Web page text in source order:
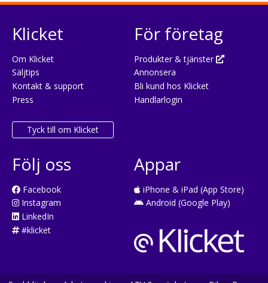
Klicket
Om Klicket
Säljtips
Kontakt & support
Press
Tyck till om Klicket
För företag
Produkter & tjänster
Annonsera
Bli kund hos Klicket
Handlarlogin
Följ oss
Facebook
Instagram
LinkedIn
#klicket
Appar
iPhone & iPad (App Store)
Android (Google Play)